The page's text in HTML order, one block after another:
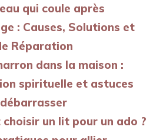
qui coule après
: Causes, Solutions et
Réparation
dans la maison :
spirituelle et astuces
débarrasser
choisir un lit pour un ado ?